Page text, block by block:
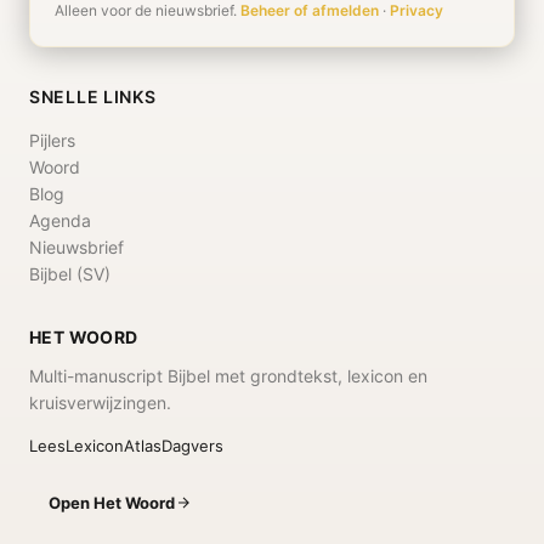
Alleen voor de nieuwsbrief. Beheer of afmelden · Privacy
SNELLE LINKS
Pijlers
Woord
Blog
Agenda
Nieuwsbrief
Bijbel (SV)
HET WOORD
Multi-manuscript Bijbel met grondtekst, lexicon en
kruisverwijzingen.
LeesLexiconAtlasDagvers
Open Het Woord